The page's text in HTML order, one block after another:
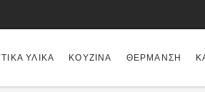
ΥΛΙΚΆ ΚΟΥΖΊΝΑ ΘΈΡΜΑΝΣΗ